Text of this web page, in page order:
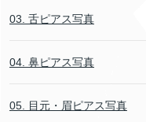
03. 舌ピアス写真
04. 鼻ピアス写真
05. 目元・眉ピアス写真